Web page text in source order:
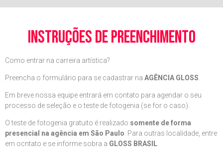
instruções de preenchimento
Como entrar na carreira artística?
Preencha o formulário para se cadastrar na AGÊNCIA GLOSS
Em breve nossa equipe entrará em contato para agendar o seu
processo de seleção e o teste de fotogenia (se for o caso).
O teste de fotogenia gratuito é realizado somente de forma
presencial na agência em São Paulo . Para outras localidade, entre
em ocntato e se informe sobra a GLOSS BRASIL